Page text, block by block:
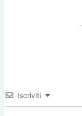
Iscriviti